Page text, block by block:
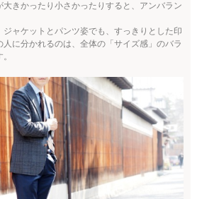
きかったり小さかったりすると、アンバラン
ジャケットとパンツ姿でも、すっきりとした印
に分かれるのは、全体の「サイズ感」のバラ